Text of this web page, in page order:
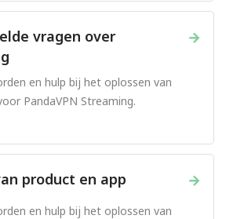
→
vragen over
en hulp bij het oplossen van
PandaVPN Streaming.
→
product en app
en hulp bij het oplossen van